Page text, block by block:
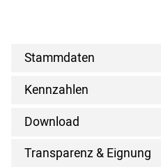
Stammdaten
Kennzahlen
Download
Transparenz & Eignung